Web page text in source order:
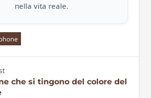
nella vita reale.
che si tingono del colore del